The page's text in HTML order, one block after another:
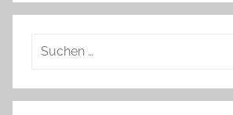
Suchen